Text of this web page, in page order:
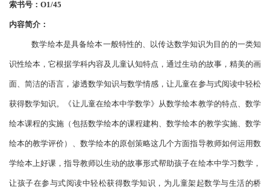
索书号： O1/45
内容简介：
数学绘本是具备绘本一般特性的、以传达数学知识为目的的一类知
识性绘本，它根据学科内容及儿童认知特点，通过生动的故事，精美的画
面、简洁的语言，渗透数学知识与数学情感，让儿童在参与式阅读中轻松
获得数学知识。《让儿童在绘本中学数学》从数学绘本教学的特点、数学
绘本课程的实施（包括数学绘本的课程建构、数学绘本的教学实施、数学
绘本的教学评价）、数学绘本的原创策略这几个方面指导教师如何运用数
学绘本上好课，指导教师以生动的故事形式帮助孩子在绘本中学习数学，
让孩子在参与式阅读中轻松获得数学知识，为儿童架起数学与生活的桥